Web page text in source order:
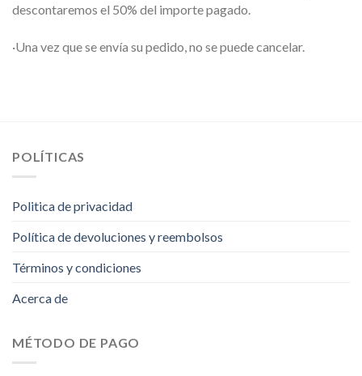
descontaremos el 50% del importe pagado.
·Una vez que se envía su pedido, no se puede cancelar.
POLÍTICAS
Politica de privacidad
Política de devoluciones y reembolsos
Términos y condiciones
Acerca de
MÉTODO DE PAGO